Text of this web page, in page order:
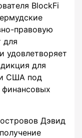
BlockFi
правовую
для
удовлетворяет
для
США под
финансовых
Дэвид